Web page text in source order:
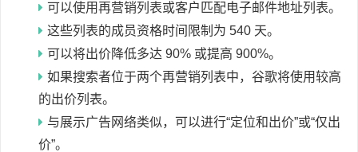
可以使用再营销列表或客户匹配电子邮件地址列表。
这些列表的成员资格时间限制为 540 天。
可以将出价降低多达 90% 或提高 900%。
如果搜索者位于两个再营销列表中，谷歌将使用较高
的出价列表。
与展示广告网络类似，可以进行“定位和出价”或“仅出
价”。